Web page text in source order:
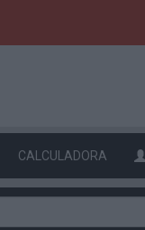
CALCULADORA